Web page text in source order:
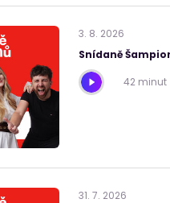
3. 8. 2026
Snídaně
42 minut
31. 7. 2026